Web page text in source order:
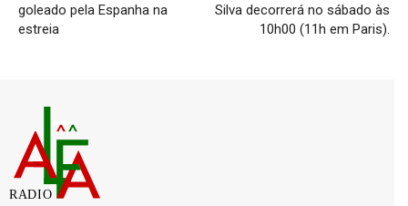
goleado pela Espanha na
estreia
Silva decorrerá no sábado às
10h00 (11h em Paris).
RADIO